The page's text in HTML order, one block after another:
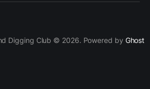
Digging Club © 2026. Powered by Ghost